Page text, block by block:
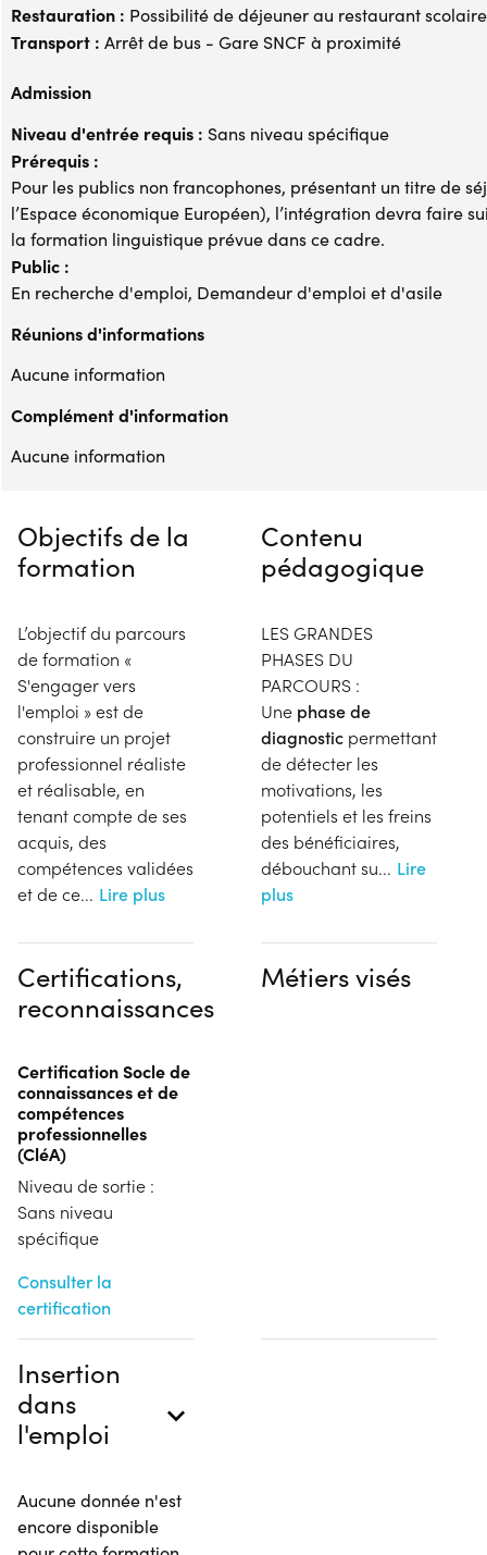
Restauration : Possibilité de déjeuner au restaurant scolaire
Transport : Arrêt de bus - Gare SNCF à proximité
Admission
Niveau d'entrée requis : Sans niveau spécifique
Prérequis :
Pour les publics non francophones, présentant un titre de
l’Espace économique Européen), l’intégration devra faire
la formation linguistique prévue dans ce cadre.
Public :
En recherche d'emploi, Demandeur d'emploi et d'asile
Réunions d'informations
Aucune information
Complément d'information
Aucune information
Objectifs de la
formation
L’objectif du parcours
de formation «
S'engager vers
l'emploi » est de
construire un projet
professionnel réaliste
et réalisable, en
tenant compte de ses
acquis, des
compétences validées
et de ce... Lire plus
Contenu
pédagogique
LES GRANDES
PHASES DU
PARCOURS :
Une phase de
diagnostic permettant
de détecter les
motivations, les
potentiels et les freins
des bénéficiaires,
débouchant su... Lire
plus
Certifications,
reconnaissances
Certification Socle de
connaissances et de
compétences
professionnelles
(CléA)
Niveau de sortie :
Sans niveau
spécifique
Consulter la
certification
Métiers visés
Insertion
dans
l'emploi
Aucune donnée n'est
encore disponible